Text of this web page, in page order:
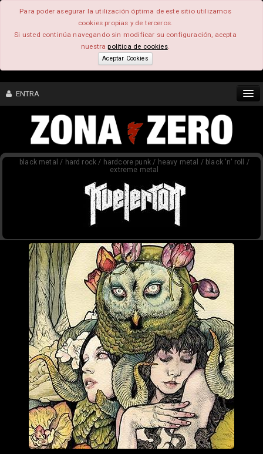
Para poder asegurar la utilización óptima de este sitio utilizamos
cookies propias y de terceros.
Si usted continúa navegando sin modificar su configuración, acepta
nuestrapolítica de cookies.
Aceptar Cookies
ENTRA
CONTENIDO
black metal / hard rock / hardcore punk / heavy metal / black 'n' roll /
extreme metal